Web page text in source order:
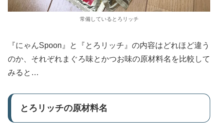
常備しているとろリッチ
『にゃんSpoon』と『とろリッチ』の内容はどれほど違う
のか、それぞれまぐろ味とかつお味の原材料名を比較して
みると…
とろリッチの原材料名